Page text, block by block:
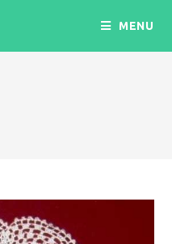
MENU